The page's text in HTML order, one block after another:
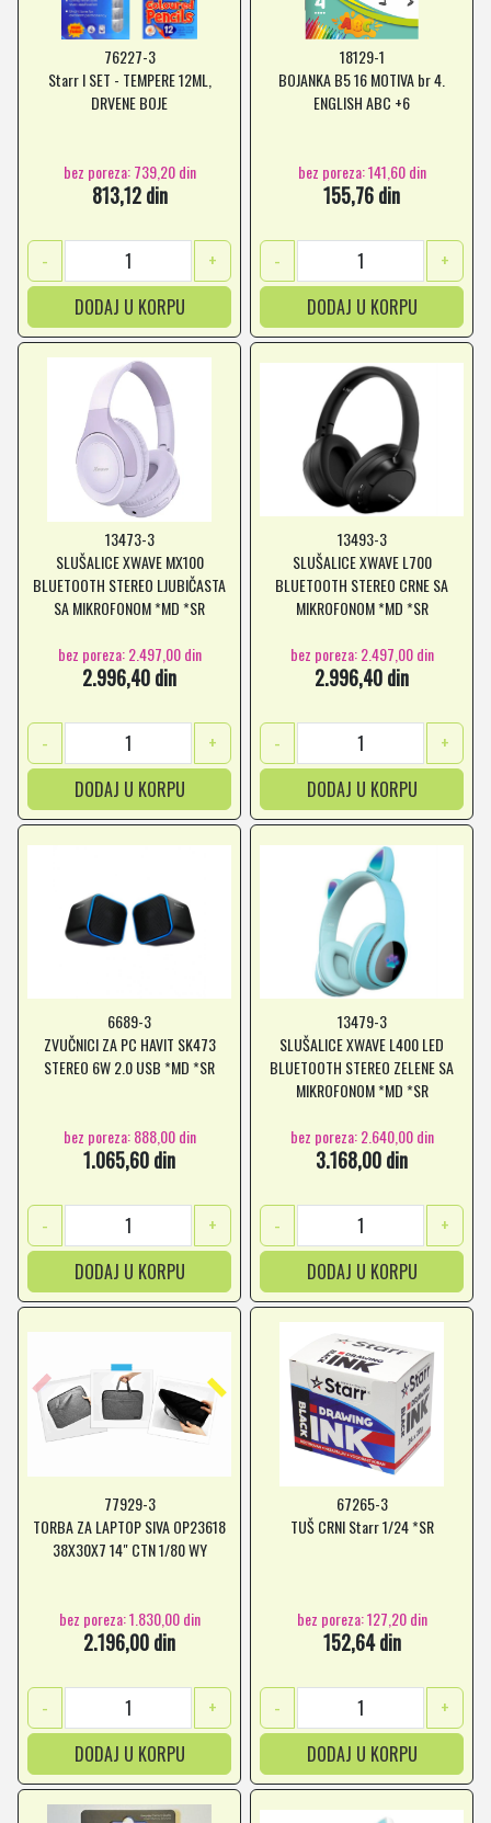
76227-3
Starr I SET - TEMPERE 12ML,
DRVENE BOJE
bez poreza: 739,20 din
813,12 din
-
+
DODAJ U KORPU
18129-1
BOJANKA B5 16 MOTIVA br 4.
ENGLISH ABC +6
bez poreza: 141,60 din
155,76 din
-
+
DODAJ U KORPU
13473-3
SLUŠALICE XWAVE MX100
BLUETOOTH STEREO LJUBIČASTA
SA MIKROFONOM *MD *SR
bez poreza: 2.497,00 din
2.996,40 din
-
+
DODAJ U KORPU
13493-3
SLUŠALICE XWAVE L700
BLUETOOTH STEREO CRNE SA
MIKROFONOM *MD *SR
bez poreza: 2.497,00 din
2.996,40 din
-
+
DODAJ U KORPU
6689-3
ZVUČNICI ZA PC HAVIT SK473
STEREO 6W 2.0 USB *MD *SR
bez poreza: 888,00 din
1.065,60 din
-
+
DODAJ U KORPU
13479-3
SLUŠALICE XWAVE L400 LED
BLUETOOTH STEREO ZELENE SA
MIKROFONOM *MD *SR
bez poreza: 2.640,00 din
3.168,00 din
-
+
DODAJ U KORPU
77929-3
TORBA ZA LAPTOP SIVA OP23618
38X30X7 14" CTN 1/80 WY
bez poreza: 1.830,00 din
2.196,00 din
-
+
DODAJ U KORPU
67265-3
TUŠ CRNI Starr 1/24 *SR
bez poreza: 127,20 din
152,64 din
-
+
DODAJ U KORPU